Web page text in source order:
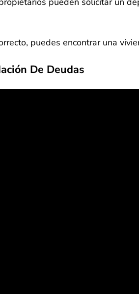
puedes encontrar una
De Deudas